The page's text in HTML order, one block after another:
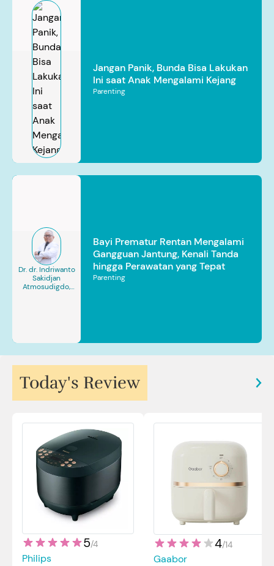
Jangan Panik, Bunda Bisa Lakukan
Ini saat Anak Mengalami Kejang
Parenting
Dr. dr. Indriwanto
Sakidjan
Atmosudigdo,
Bayi Prematur Rentan Mengalami
Gangguan Jantung, Kenali Tanda
hingga Perawatan yang Tepat
Parenting
Today's Review
5/4
Philips
4/14
Gaabor